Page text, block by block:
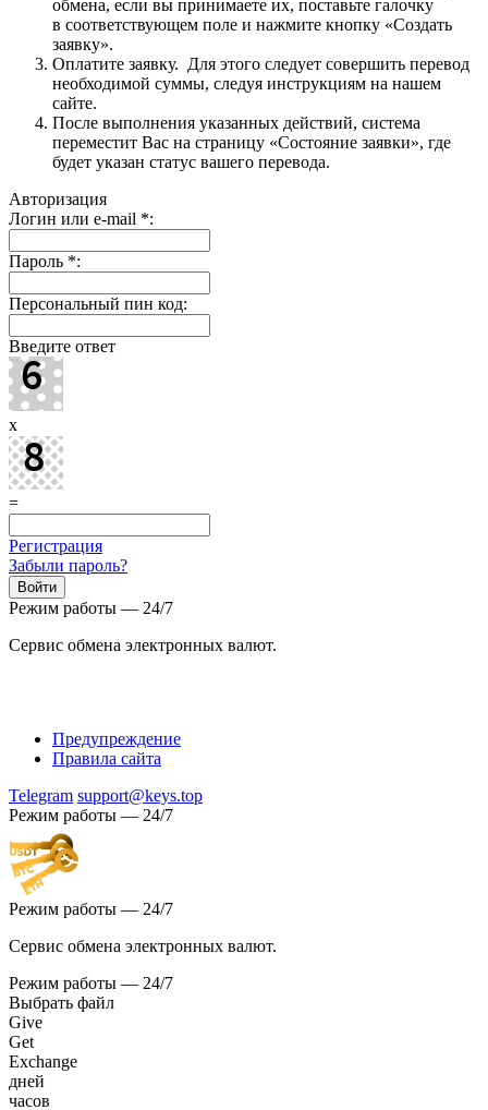
обмена, если вы принимаете их, поставьте галочку
в соответствующем поле и нажмите кнопку «Создать
заявку».
Оплатите заявку. Для этого следует совершить перевод
необходимой суммы, следуя инструкциям на нашем
сайте.
После выполнения указанных действий, система
переместит Вас на страницу «Состояние заявки», где
будет указан статус вашего перевода.
Авторизация
Логин или e-mail *:
Пароль *:
Персональный пин код:
Введите ответ
x
=
Регистрация
Забыли пароль?
Режим работы — 24/7
Сервис обмена электронных валют.
Предупреждение
Правила сайта
Telegram support@keys.top
Режим работы — 24/7
Режим работы — 24/7
Сервис обмена электронных валют.
Режим работы — 24/7
Выбрать файл
Give
Get
Exchange
дней
часов